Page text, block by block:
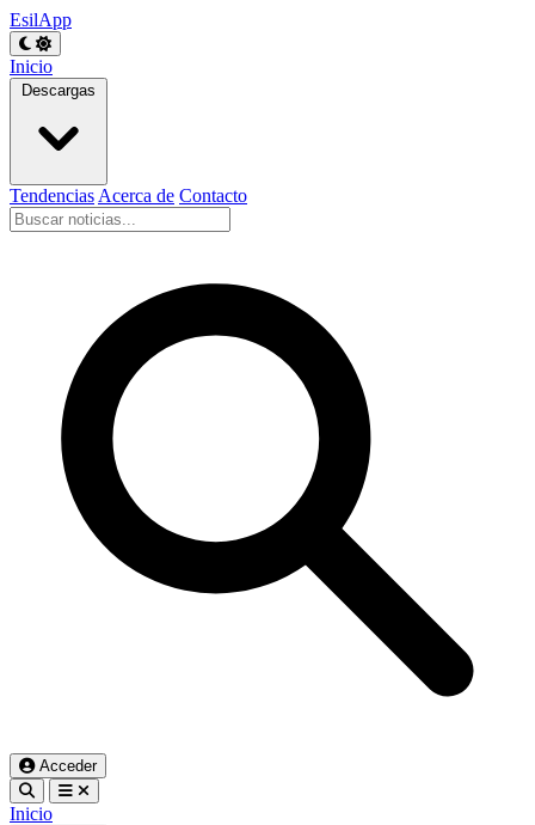
EsilApp
Inicio
Descargas
Tendencias Acerca de Contacto
Acceder
Inicio